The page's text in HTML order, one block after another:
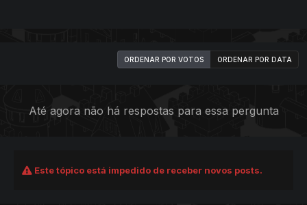
ORDENAR POR VOTOS ORDENAR POR DATA
Até agora não há respostas para essa pergunta
Este tópico está impedido de receber novos posts.